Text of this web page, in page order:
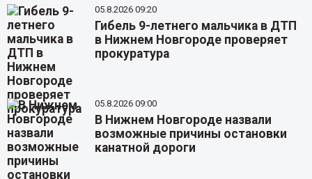
05.8.2026 09:20
Гибель 9-летнего мальчика в ДТП
в Нижнем Новгороде проверяет
прокуратура
05.8.2026 09:00
В Нижнем Новгороде назвали
возможные причины остановки
канатной дороги